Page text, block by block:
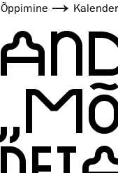
Õppimine Kalender